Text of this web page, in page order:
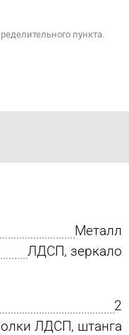
пункта.
Металл
ЛДСП, зеркало
2
ЛДСП, штанга